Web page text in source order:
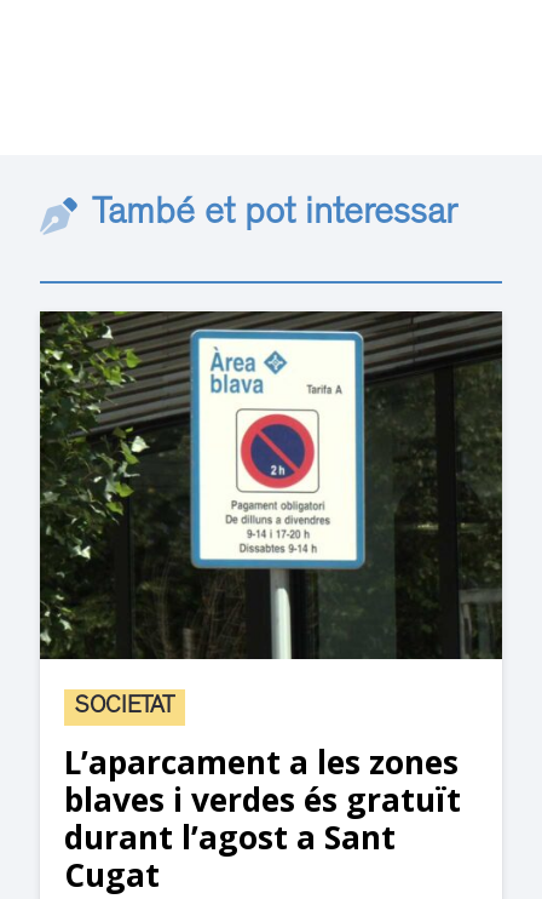
També et pot interessar
SOCIETAT
L’aparcament a les zones
blaves i verdes és gratuït
durant l’agost a Sant
Cugat